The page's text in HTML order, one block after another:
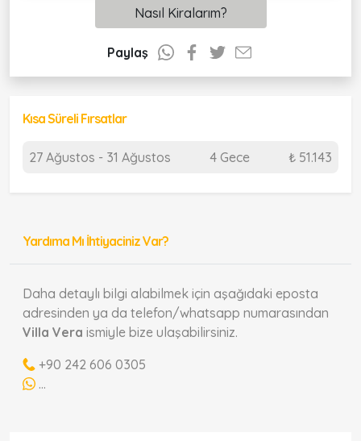
Nasıl Kiralarım?
Paylaş
Kısa Süreli Fırsatlar
27 Ağustos - 31 Ağustos 4 Gece ₺ 51.143
Yardıma Mı İhtiyaciniz Var?
Daha detaylı bilgi alabilmek için aşağıdaki eposta
adresinden ya da telefon/whatsapp numarasından
Villa Vera ismiyle bize ulaşabilirsiniz.
+90 242 606 0305
...